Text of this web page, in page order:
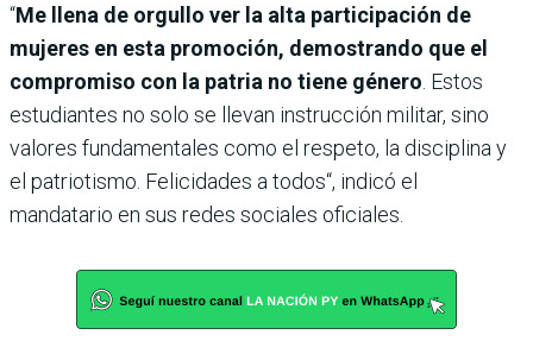
“Me llena de orgullo ver la alta participación de
mujeres en esta promoción, demostrando que el
compromiso con la patria no tiene género . Estos
estudiantes no solo se llevan instrucción militar, sino
valores fundamentales como el respeto, la disciplina y
el patriotismo. Felicidades a todos“, indicó el
mandatario en sus redes sociales oficiales.